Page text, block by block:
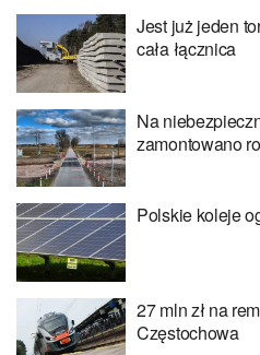
Jest już jeden
cała łącznica
Na
zamontowano
Polskie koleje
27 mln zł na
Częstochowa